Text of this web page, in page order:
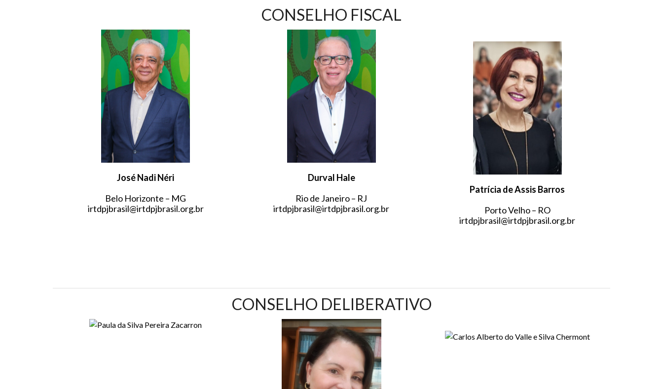
CONSELHO FISCAL
José Nadi Néri
Belo Horizonte – MG
irtdpjbrasil@irtdpjbrasil.org.br
Durval Hale
Rio de Janeiro – RJ
irtdpjbrasil@irtdpjbrasil.org.br
Patrícia de Assis Barros
Porto Velho – RO
irtdpjbrasil@irtdpjbrasil.org.br
CONSELHO DELIBERATIVO